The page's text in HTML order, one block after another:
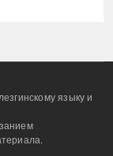
языку и